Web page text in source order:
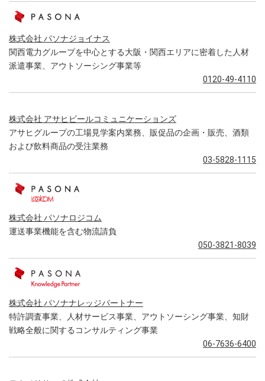
株式会社 パソナジョイナス
関西電力グループを中心とする大阪・関西エリアに密着した人材
派遣事業、アウトソーシング事業等
0120-49-4110
株式会社 アサヒビールコミュニケーションズ
アサヒグループの工場見学案内業務、販促品の企画・販売、酒類
および飲料商品の受注業務
03-5828-1115
株式会社 パソナロジコム
運送事業機能を含む物流請負
050-3821-8039
株式会社 パソナナレッジパートナー
特許調査事業、人材サービス事業、アウトソーシング事業、知財
戦略全般に関するコンサルティング事業
06-7636-6400